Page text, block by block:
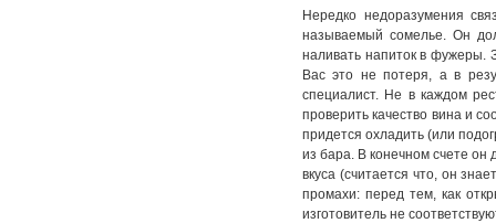
Нередко недоразумения
называемый сомелье. Он
наливать напиток в фужеры.
Вас это не потеря, а в
специалист. Не в каждом
проверить качество вина и
придется охладить (или
из бара. В конечном счете он
вкуса (считается что, он
промахи: перед тем, как
изготовитель не